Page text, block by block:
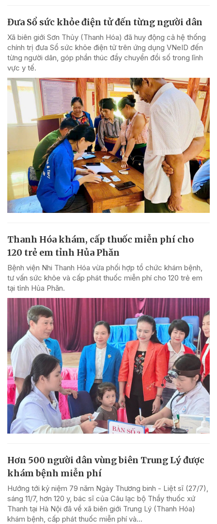
Đưa Sổ sức khỏe điện tử đến từng người dân
Xã biên giới Sơn Thủy (Thanh Hóa) đã huy động cả hệ thống
chính trị đưa Sổ sức khỏe điện tử trên ứng dụng VNeID đến
từng người dân, góp phần thúc đẩy chuyển đổi số trong lĩnh
vực y tế.
Thanh Hóa khám, cấp thuốc miễn phí cho
120 trẻ em tỉnh Hủa Phăn
Bệnh viện Nhi Thanh Hóa vừa phối hợp tổ chức khám bệnh,
tư vấn sức khỏe và cấp phát thuốc miễn phí cho 120 trẻ em
tại tỉnh Hủa Phăn.
Hơn 500 người dân vùng biên Trung Lý được
khám bệnh miễn phí
Hướng tới kỷ niệm 79 năm Ngày Thương binh - Liệt sĩ (27/7),
sáng 11/7, hơn 120 y, bác sĩ của Câu lạc bộ Thầy thuốc xứ
Thanh tại Hà Nội đã về xã biên giới Trung Lý (Thanh Hóa)
khám bệnh, cấp phát thuốc miễn phí và...